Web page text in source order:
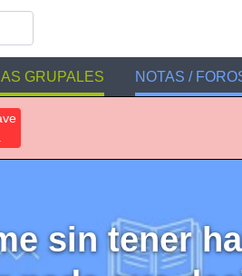
GRUPALES NOTAS /
sin tener